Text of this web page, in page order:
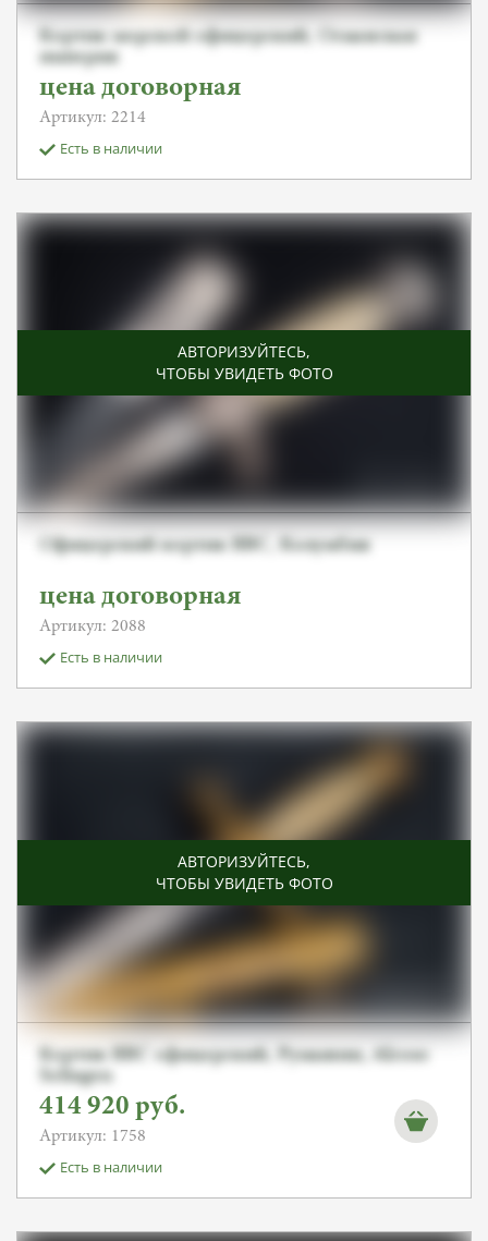
Кортик морской офицерский, Османская
империя
цена договорная
Артикул: 2214
Есть в наличии
АВТОРИЗУЙТЕСЬ,
ЧТОБЫ УВИДЕТЬ ФОТО
Офицерский кортик ВВС, Колумбия
цена договорная
Артикул: 2088
Есть в наличии
АВТОРИЗУЙТЕСЬ,
ЧТОБЫ УВИДЕТЬ ФОТО
Кортик ВВС офицерский, Румынии, Alcoso
Solingen
414 920 руб.
Артикул: 1758
Есть в наличии